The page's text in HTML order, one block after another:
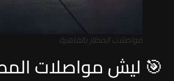
مواصلات المطار بالقاهرة
🎯 ليش مواصلات